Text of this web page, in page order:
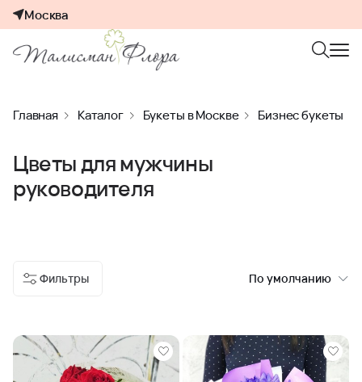
Москва
Главная Каталог Букеты в Москве Бизнес букеты
Цветы для мужчины
руководителя
Фильтры По умолчанию